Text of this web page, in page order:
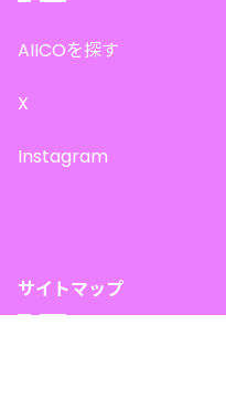
AIICOを探す
X
Instagram
サイトマップ